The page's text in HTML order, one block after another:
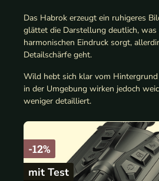
Das Habrok erzeugt ein ruhigeres
glättet die Darstellung deutlich, was
harmonischen Eindruck sorgt,
Detailschärfe geht.
Wild hebt sich klar vom
in der Umgebung wirken jedoch
weniger detailliert.
-12%
mit Test